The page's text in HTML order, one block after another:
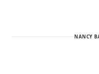
NANCY